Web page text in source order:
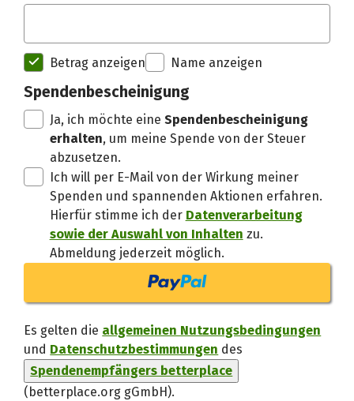
Betrag anzeigen Name anzeigen
Spendenbescheinigung
Ja, ich möchte eine Spendenbescheinigung
erhalten, um meine Spende von der Steuer
abzusetzen.
Ich will per E-Mail von der Wirkung meiner
Spenden und spannenden Aktionen erfahren.
Hierfür stimme ich der Datenverarbeitung
sowie der Auswahl von Inhalten zu.
Abmeldung jederzeit möglich.
Es gelten die allgemeinen Nutzungsbedingungen
und Datenschutzbestimmungen des
Spendenempfängers betterplace
(betterplace.org gGmbH)
Spendenempfänger
.